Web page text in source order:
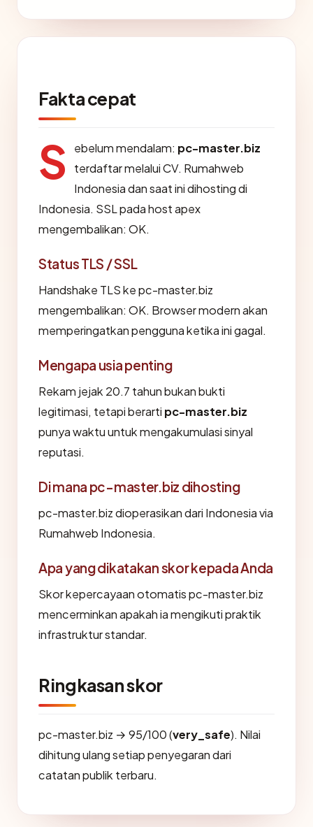
Fakta cepat
S ebelum mendalam: pc-master.biz
terdaftar melalui CV. Rumahweb
Indonesia dan saat ini dihosting di
Indonesia. SSL pada host apex
mengembalikan: OK.
Status TLS / SSL
Handshake TLS ke pc-master.biz
mengembalikan: OK. Browser modern akan
memperingatkan pengguna ketika ini gagal.
Mengapa usia penting
Rekam jejak 20.7 tahun bukan bukti
legitimasi, tetapi berarti pc-master.biz
punya waktu untuk mengakumulasi sinyal
reputasi.
Di mana pc-master.biz dihosting
pc-master.biz dioperasikan dari Indonesia via
Rumahweb Indonesia.
Apa yang dikatakan skor kepada Anda
Skor kepercayaan otomatis pc-master.biz
mencerminkan apakah ia mengikuti praktik
infrastruktur standar.
Ringkasan skor
pc-master.biz → 95/100 (very_safe). Nilai
dihitung ulang setiap penyegaran dari
catatan publik terbaru.